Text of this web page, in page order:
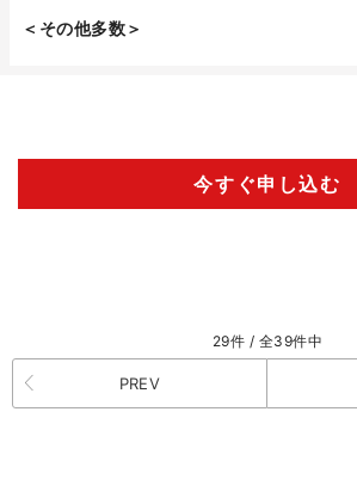
＜その他多数＞
今すぐ申し込む
29件 / 全39件中
PREV